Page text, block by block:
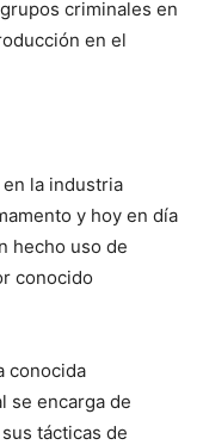
criminales en
en el
la industria
y hoy en día
hecho uso de
conocido
conocida
se encarga de
tácticas de